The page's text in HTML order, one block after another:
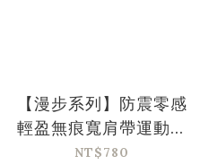
【漫步系列】防震零感
輕盈無痕寬肩帶運動內
衣-蜜桃粉(30/65-
NT$780